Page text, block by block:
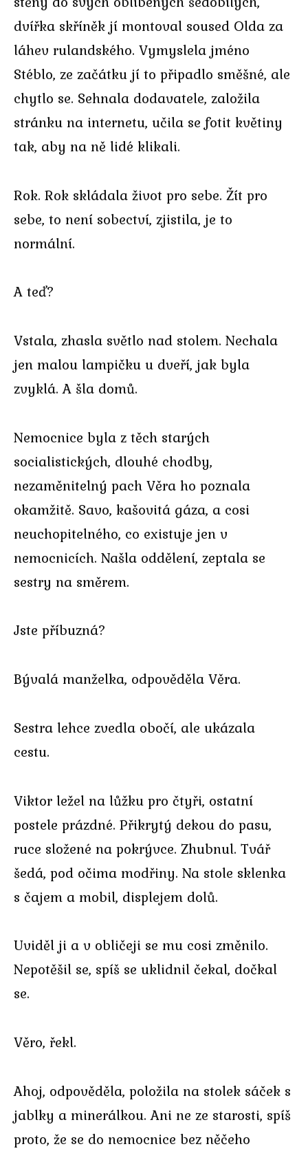
dvířka skříněk jí montoval soused Olda za
láhev rulandského. Vymyslela jméno
Stéblo, ze začátku jí to připadlo směšné, ale
chytlo se. Sehnala dodavatele, založila
stránku na internetu, učila se fotit květiny
tak, aby na ně lidé klikali.
Rok. Rok skládala život pro sebe. Žít pro
sebe, to není sobectví, zjistila, je to
normální.
A teď?
Vstala, zhasla světlo nad stolem. Nechala
jen malou lampičku u dveří, jak byla
zvyklá. A šla domů.
Nemocnice byla z těch starých
socialistických, dlouhé chodby,
nezaměnitelný pach Věra ho poznala
okamžitě. Savo, kašovitá gáza, a cosi
neuchopitelného, co existuje jen v
nemocnicích. Našla oddělení, zeptala se
sestry na směrem.
Jste příbuzná?
Bývalá manželka, odpověděla Věra.
Sestra lehce zvedla obočí, ale ukázala
cestu.
Viktor ležel na lůžku pro čtyři, ostatní
postele prázdné. Přikrytý dekou do pasu,
ruce složené na pokrývce. Zhubnul. Tvář
šedá, pod očima modřiny. Na stole sklenka
s čajem a mobil, displejem dolů.
Uviděl ji a v obličeji se mu cosi změnilo.
Nepotěšil se, spíš se uklidnil čekal, dočkal
se.
Věro, řekl.
Ahoj, odpověděla, položila na stolek sáček s
jablky a minerálkou. Ani ne ze starosti, spíš
proto, že se do nemocnice bez něčeho